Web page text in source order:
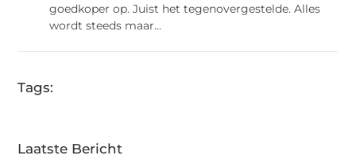
goedkoper op. Juist het tegenovergestelde. Alles
wordt steeds maar...
Tags:
Laatste Bericht